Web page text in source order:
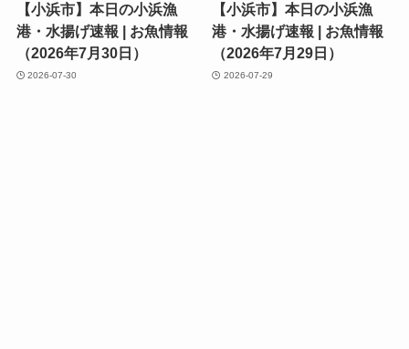
【小浜市】本日の小浜漁
港・水揚げ速報 | お魚情報
（2026年7月30日）
2026-07-30
【小浜市】本日の小浜漁
港・水揚げ速報 | お魚情報
（2026年7月29日）
2026-07-29